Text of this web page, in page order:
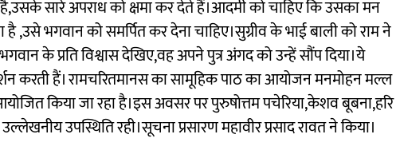
है,उसके सारे अपराध को क्षमा कर देते हैं।आदमी को चाहिए कि उसका मन
,उसे भगवान को समर्पित कर देना चाहिए।सुग्रीव के भाई बाली को राम ने
के प्रति विश्वास देखिए,वह अपने पुत्र अंगद को उन्हें सौंप दिया।ये
करती हैं। रामचरितमानस का सामूहिक पाठ का आयोजन मनमोहन मल्ल
किया जा रहा है।इस अवसर पर पुरुषोत्तम पचेरिया,केशव बूबना,हरि
उपस्थिति रही।सूचना प्रसारण महावीर प्रसाद रावत ने किया।